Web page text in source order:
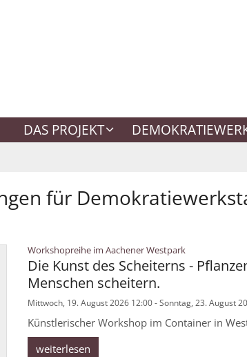
DAS PROJEKT
für
Workshopreihe im Aachener Westpark:
Die Kunst des Scheiterns -
Menschen scheitern.
Mittwoch, 19. August 2026 12:00 - Sonntag, 23. August
Künstlerischer Workshop im Container in
weiterlesen